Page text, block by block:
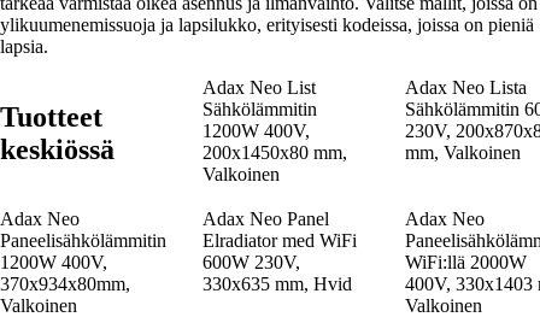
ylikuumenemissuoja ja lapsilukko, erityisesti kodeissa, joissa on pieniä
lapsia.
Tuotteet
keskiössä
Adax Neo List
Sähkölämmitin
1200W 400V,
200x1450x80 mm,
Valkoinen
Adax Neo Lista
Sähkölämmitin
230V,
mm, Valkoinen
Adax Neo
Paneelisähkölämmitin
1200W 400V,
370x934x80mm,
Valkoinen
Adax Neo Panel
Elradiator med WiFi
600W 230V,
330x635 mm, Hvid
Adax Neo
WiFi:llä 2000W
400V, 330x1403
Valkoinen